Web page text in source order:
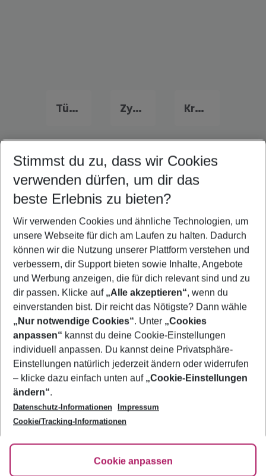
Türkei Urlaub Zypern Urlaub Kroatien Urlaub
Quicklinks
Last Minute Agios Ioannis
Flug & Hotel Agios Ioannis
Urlaub Agios Ioannis
Familienurlaub Agios Ioannis
Frübucher Angebote Agios Ioannis für 2026
Footer
Footer navigation
Über uns
AGB
Bestpreisgarantie
Cookie-Einstellungen ändern
Cookie-Richtlinie
Agenturbetreuung
Barrierefreies Reisen
HanseMerkur Reiseversicherung
Folge uns
Stimmst du zu, dass wir Cookies
verwenden dürfen, um dir das
beste Erlebnis zu bieten?
Wir verwenden Cookies und ähnliche Technologien, um
unsere Webseite für dich am Laufen zu halten. Dadurch
können wir die Nutzung unserer Plattform verstehen und
verbessern, dir Support bieten sowie Inhalte, Angebote
und Werbung anzeigen, die für dich relevant sind und zu
dir passen. Klicke auf „Alle akzeptieren“, wenn du
einverstanden bist. Dir reicht das Nötigste? Dann wähle
„Nur notwendige Cookies“. Unter „Cookies
anpassen“ kannst du deine Cookie-Einstellungen
individuell anpassen. Du kannst deine Privatsphäre-
Einstellungen natürlich jederzeit ändern oder widerrufen
– klicke dazu einfach unten auf „Cookie-Einstellungen
ändern“.
Datenschutz-Informationen
Impressum
Cookie/Tracking-Informationen
Cookie anpassen